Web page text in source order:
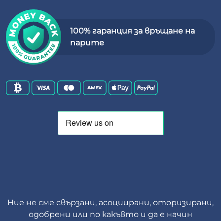
100% гаранция за връщане на
парите
Ние не сме свързани, асоциирани, оторизирани,
одобрени или по какъвто и да е начин